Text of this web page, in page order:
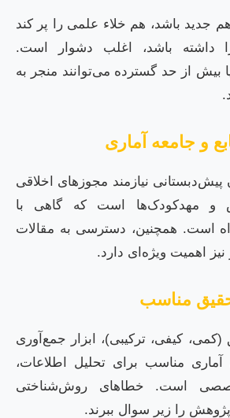
جدید باشد، هم خلاء علمی را پر کند
داشته باشد، اغلب دشوار است.
بیش از حد گسترده می‌توانند منجر به
و جامعه آماری
نیازمند مجوزهای اخلاقی
و مهدکودک‌ها است که گاهی با
است. همچنین، دسترسی به مقالات
اهمیت ویژه‌ای دارد.
مناسب
کیفی، ترکیبی)، ابزار جمع‌آوری
آماری مناسب برای تحلیل اطلاعات،
است. خطاهای روش‌شناختی
پژوهش را زیر سوال ببرند.